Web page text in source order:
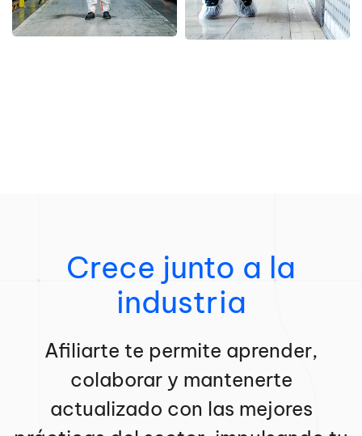
Crece junto a la
industria
Afiliarte te permite aprender,
colaborar y mantenerte
actualizado con las mejores